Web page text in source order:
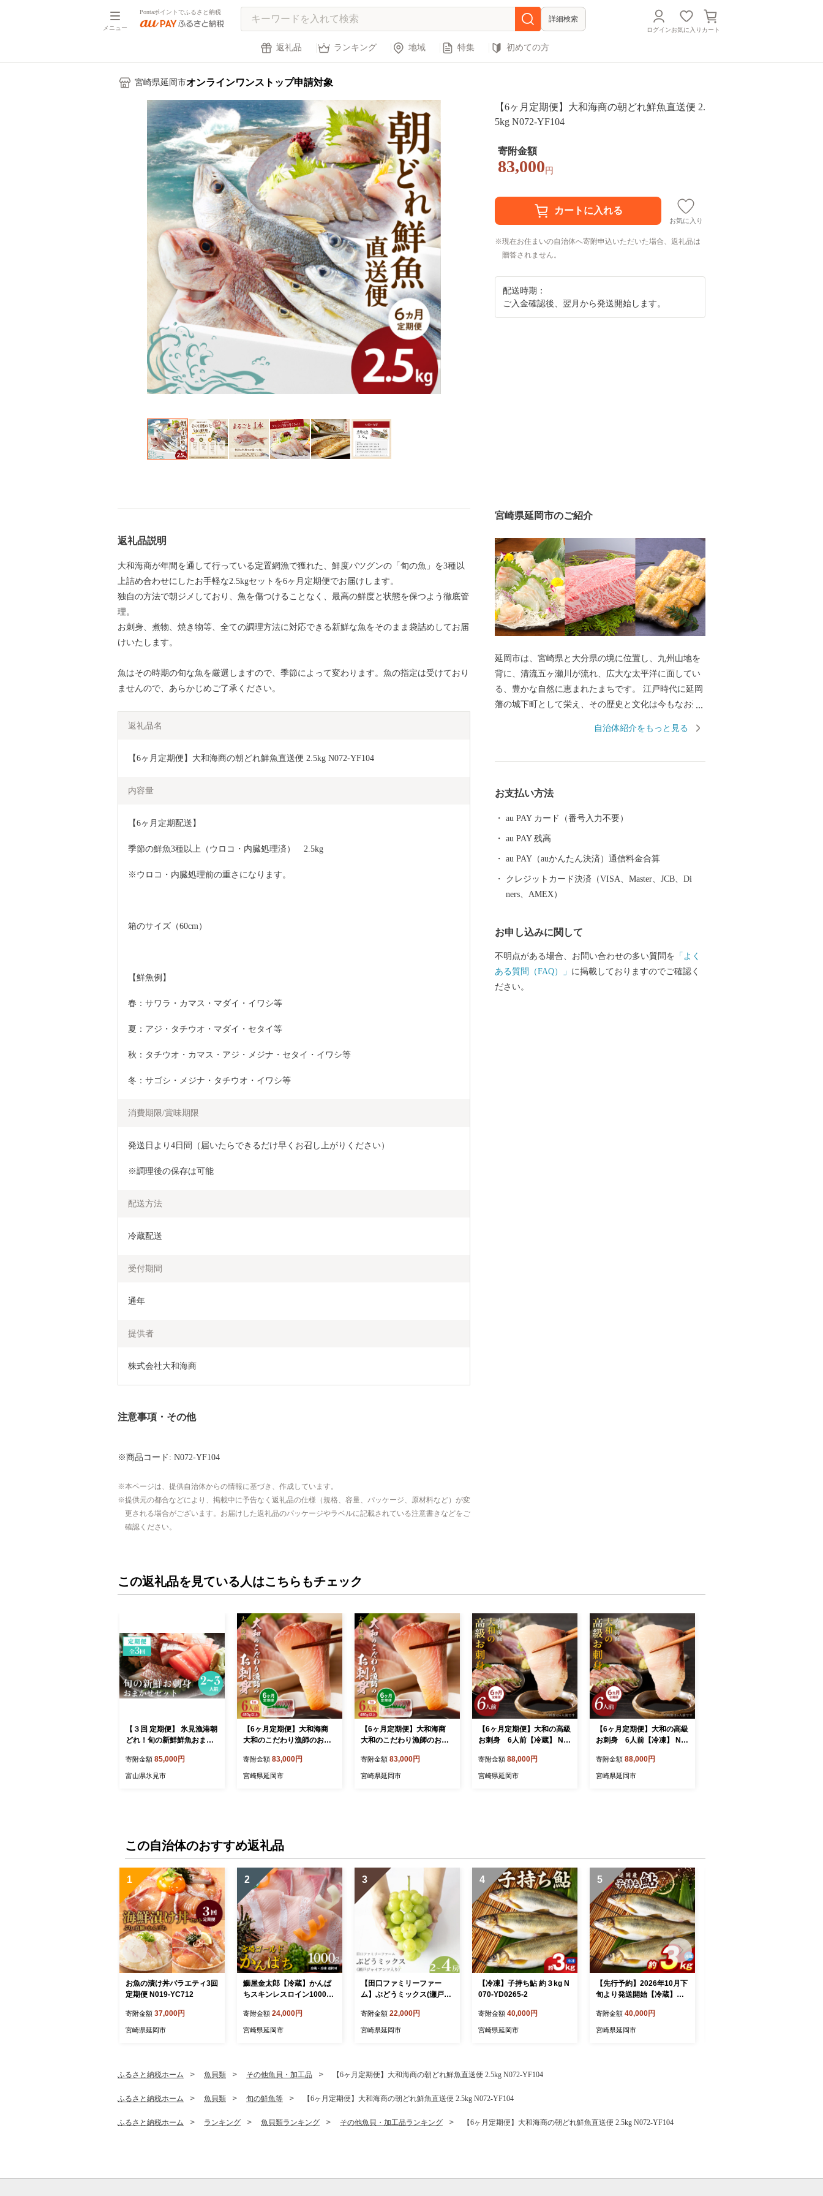
メニュー
Pontaポイントでふるさと納税
詳細検索
ログインお気に入り カート
返礼品 ランキング 地域 特集 初めての方
宮崎県延岡市オンラインワンストップ申請対象
【6ヶ月定期便】大和海商の朝どれ鮮魚直送便 2.
5kg N072-YF104
寄附金額
83,000 円
お気に入り
現在お住まいの自治体へ寄附申込いただいた場合、返礼品は
贈答されません。
配送時期：
ご入金確認後、翌月から発送開始します。
返礼品説明
大和海商が年間を通して行っている定置網漁で獲れた、鮮度バツグンの「旬の魚」を3種以
上詰め合わせにしたお手軽な2.5kgセットを6ヶ月定期便でお届けします。
独自の方法で朝ジメしており、魚を傷つけることなく、最高の鮮度と状態を保つよう徹底管
理。
お刺身、煮物、焼き物等、全ての調理方法に対応できる新鮮な魚をそのまま袋詰めしてお届
けいたします。
魚はその時期の旬な魚を厳選しますので、季節によって変わります。魚の指定は受けており
ませんので、あらかじめご了承ください。
返礼品名
【6ヶ月定期便】大和海商の朝どれ鮮魚直送便 2.5kg N072-YF104
内容量
【6ヶ月定期配送】
季節の鮮魚3種以上（ウロコ・内臓処理済）　2.5kg
※ウロコ・内臓処理前の重さになります。
箱のサイズ（60cm）
【鮮魚例】
春：サワラ・カマス・マダイ・イワシ等
夏：アジ・タチウオ・マダイ・セタイ等
秋：タチウオ・カマス・アジ・メジナ・セタイ・イワシ等
冬：サゴシ・メジナ・タチウオ・イワシ等
消費期限/賞味期限
発送日より4日間（届いたらできるだけ早くお召し上がりください）
※調理後の保存は可能
配送方法
冷蔵配送
受付期間
通年
提供者
株式会社大和海商
注意事項・その他
※商品コード: N072-YF104
本ページは、提供自治体からの情報に基づき、作成しています。
提供元の都合などにより、掲載中に予告なく返礼品の仕様（規格、容量、パッケージ、原材料など）が変
更される場合がございます。お届けした返礼品のパッケージやラベルに記載されている注意書きなどをご
確認ください。
宮崎県延岡市のご紹介
延岡市は、宮崎県と大分県の境に位置し、九州山地を
背に、清流五ヶ瀬川が流れ、広大な太平洋に面してい
る、豊かな自然に恵まれたまちです。 江戸時代に延岡
藩の城下町として栄え、その歴史と文化は今もなお受
式会社を中心とする工業都市として発展を続け、近年
市として発展しています。 そのような背景から、海の
幸、山の幸、川の幸に恵まれた延岡市では、海からは
類。 山や大地からは、桃や葡萄、たけのこなど瑞々し
い果物や野菜をはじめ、大自然の中で育てられた牛・
豚の肉もあります。 水郷・延岡の鮎やなは300年以上
寄附を通じて延岡市に興味を持っていただきました
ら、ぜひ一度お越しいただき、延岡のおいしい食や歴
史・文化などを存分に楽しんでいただけると幸いで
自治体紹介をもっと見る
お支払い方法
au PAY カード（番号入力不要）
au PAY 残高
au PAY（auかんたん決済）通信料金合算
クレジットカード決済（VISA、Master、JCB、Di
ners、AMEX）
お申し込みに関して
不明点がある場合、お問い合わせの多い質問を 「よく
ある質問（FAQ）」 に掲載しておりますのでご確認く
ださい。
この返礼品を見ている人はこちらもチェック
【３回 定期便】 氷見漁港朝
どれ！旬の新鮮鮮魚おまか
月・１１月）
寄附金額 85,000円
富山県氷見市
【6ヶ月定期便】大和海商
大和のこだわり漁師のお刺
05-1
寄附金額 83,000円
宮崎県延岡市
【6ヶ月定期便】大和海商
大和のこだわり漁師のお刺
05-2
寄附金額 83,000円
宮崎県延岡市
【6ヶ月定期便】大和の高級
お刺身 6人前【冷蔵】 N0
寄附金額 88,000円
宮崎県延岡市
【6ヶ月定期便】大和の高級
お刺身 6人前【冷凍】 N0
寄附金額 88,000円
宮崎県延岡市
この自治体のおすすめ返礼品
1
お魚の漬け丼バラエティ3回
定期便 N019-YC712
寄附金額 37,000円
宮崎県延岡市
2
鰤屋金太郎【冷蔵】かんぱ
ちスキンレスロイン1000g
寄附金額 24,000円
宮崎県延岡市
3
【田口ファミリーファー
ム】ぶどうミックス(瀬戸ジ
5kg～2kg)(2026年7月発送
開始) N053-YZB072
寄附金額 22,000円
宮崎県延岡市
4
【冷凍】子持ち鮎 約３kg N
070-YD0265-2
寄附金額 40,000円
宮崎県延岡市
5
【先行予約】2026年10月下
旬より発送開始【冷蔵】子
-1
寄附金額 40,000円
宮崎県延岡市
ふるさと納税ホーム 魚貝類 その他魚貝・加工品 【6ヶ月定期便】大和海商の朝どれ鮮魚直送便 2.5kg N072-YF104
ふるさと納税ホーム 魚貝類 旬の鮮魚等 【6ヶ月定期便】大和海商の朝どれ鮮魚直送便 2.5kg N072-YF104
ふるさと納税ホーム ランキング 魚貝類ランキング その他魚貝・加工品ランキング 【6ヶ月定期便】大和海商の朝どれ鮮魚直送便 2.5kg N072-YF104